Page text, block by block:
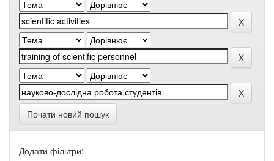
Почати новий пошук
Додати фільтри: